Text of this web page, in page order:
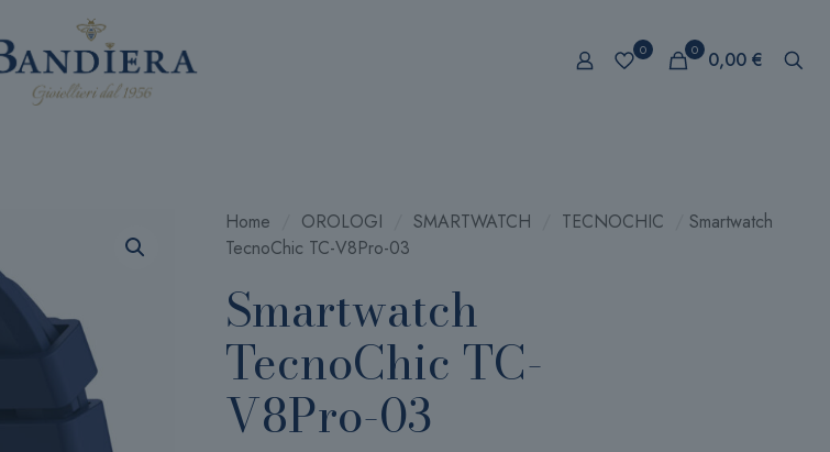
0 0 0,00 €
Home OROLOGI SMARTWATCH TECNOCHIC
Smartwatch
TecnoChic TC-V8Pro-03
Smartwatch
TecnoChic TC-
V8Pro-03